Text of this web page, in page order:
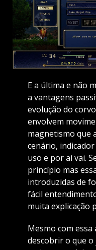
E a última e não
a vantagens
evolução do
envolvem
magnetismo que
cenário,
uso e por aí vai.
princípio mas
introduzidas de
fácil
muita explicação
Mesmo com
descobrir o que